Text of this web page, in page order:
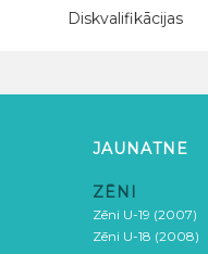
Diskvalifikācijas
JAUNATNE
ZĒNI
Zēni U-19 (2007)
Zēni U-18 (2008)